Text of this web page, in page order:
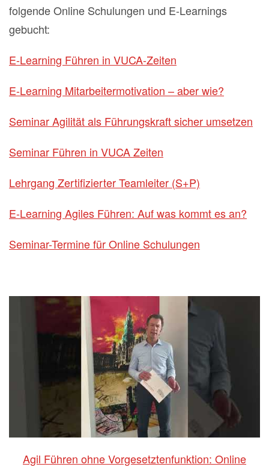
folgende Online Schulungen und E-Learnings
gebucht:
E-Learning Führen in VUCA-Zeiten
E-Learning Mitarbeitermotivation – aber wie?
Seminar Agilität als Führungskraft sicher umsetzen
Seminar Führen in VUCA Zeiten
Lehrgang Zertifizierter Teamleiter (S+P)
E-Learning Agiles Führen: Auf was kommt es an?
Seminar-Termine für Online Schulungen
Agil Führen ohne Vorgesetztenfunktion: Online